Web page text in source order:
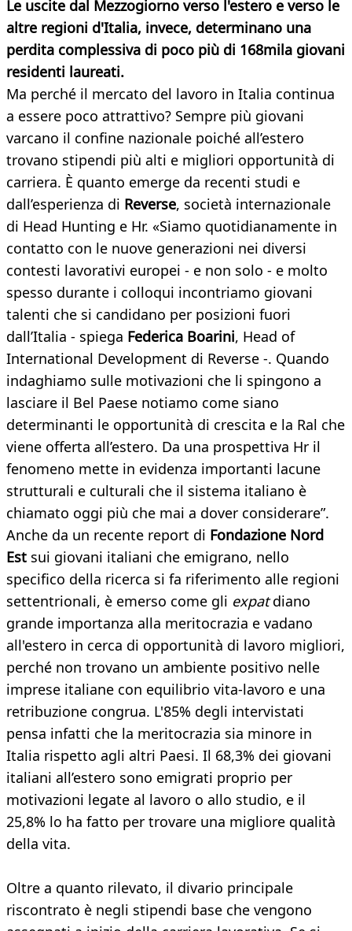
Le uscite dal Mezzogiorno verso l'estero e verso le
altre regioni d'Italia, invece, determinano una
perdita complessiva di poco più di 168mila giovani
residenti laureati.
Ma perché il mercato del lavoro in Italia continua
a essere poco attrattivo? Sempre più giovani
varcano il confine nazionale poiché all’estero
trovano stipendi più alti e migliori opportunità di
carriera. È quanto emerge da recenti studi e
dall’esperienza di Reverse, società internazionale
di Head Hunting e Hr. «Siamo quotidianamente in
contatto con le nuove generazioni nei diversi
contesti lavorativi europei - e non solo - e molto
spesso durante i colloqui incontriamo giovani
talenti che si candidano per posizioni fuori
dall’Italia - spiega Federica Boarini, Head of
International Development di Reverse -. Quando
indaghiamo sulle motivazioni che li spingono a
lasciare il Bel Paese notiamo come siano
determinanti le opportunità di crescita e la Ral che
viene offerta all’estero. Da una prospettiva Hr il
fenomeno mette in evidenza importanti lacune
strutturali e culturali che il sistema italiano è
chiamato oggi più che mai a dover considerare”.
Anche da un recente report di Fondazione Nord
Est sui giovani italiani che emigrano, nello
specifico della ricerca si fa riferimento alle regioni
settentrionali, è emerso come gli expatdiano
grande importanza alla meritocrazia e vadano
all'estero in cerca di opportunità di lavoro migliori,
perché non trovano un ambiente positivo nelle
imprese italiane con equilibrio vita-lavoro e una
retribuzione congrua. L'85% degli intervistati
pensa infatti che la meritocrazia sia minore in
Italia rispetto agli altri Paesi. Il 68,3% dei giovani
italiani all’estero sono emigrati proprio per
motivazioni legate al lavoro o allo studio, e il
25,8% lo ha fatto per trovare una migliore qualità
della vita.
Oltre a quanto rilevato, il divario principale
riscontrato è negli stipendi base che vengono